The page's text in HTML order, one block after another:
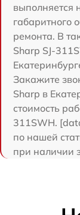
выполняется
габаритного
ремонта. В
Sharp SJ-
Закажите
Sharp в
стоимость
311SWH.
по нашей
при наличии